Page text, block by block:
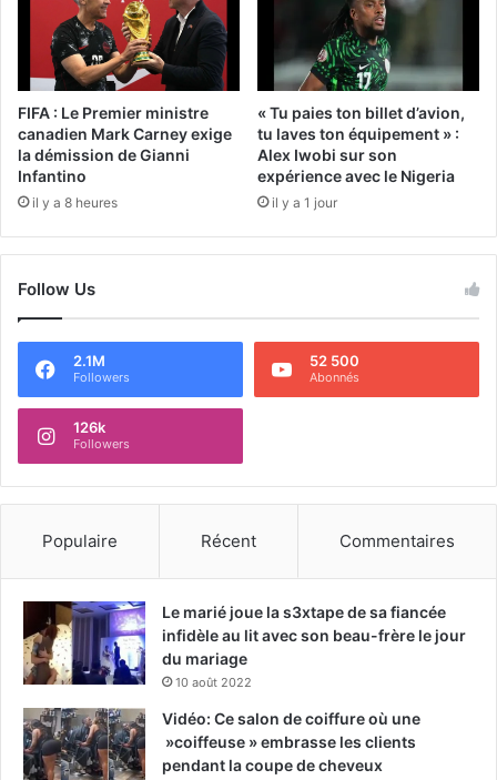
FIFA : Le Premier ministre
canadien Mark Carney exige
la démission de Gianni
Infantino
il y a 8 heures
« Tu paies ton billet d’avion,
tu laves ton équipement » :
Alex Iwobi sur son
expérience avec le Nigeria
il y a 1 jour
Follow Us
2.1M
Followers
52 500
Abonnés
126k
Followers
Populaire Récent Commentaires
Le marié joue la s3xtape de sa fiancée
infidèle au lit avec son beau-frère le jour
du mariage
10 août 2022
Vidéo: Ce salon de coiffure où une
»coiffeuse » embrasse les clients
pendant la coupe de cheveux